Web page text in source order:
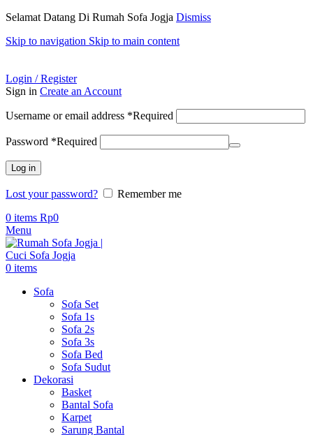
Selamat Datang Di Rumah Sofa Jogja Dismiss
Skip to navigation Skip to main content
Login / Register
Sign in Create an Account
Username or email address *Required
Password *Required
Log in
Lost your password?
Remember me
0 items Rp0
Menu
0 items
Sofa
Sofa Set
Sofa 1s
Sofa 2s
Sofa 3s
Sofa Bed
Sofa Sudut
Dekorasi
Basket
Bantal Sofa
Karpet
Sarung Bantal